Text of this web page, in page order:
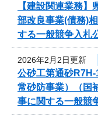
【建設関連業務
部改良事業(債務)
する一般競争入札
2026年2月2日更新
公砂工第通砂
常砂防事業）（国
事に関する一般競